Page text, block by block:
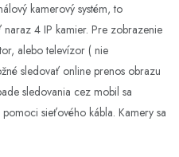
kamerový systém, to
4 IP kamier. Pre zobrazenie
alebo televízor ( nie
sledovať online prenos obrazu
sledovania cez mobil sa
sieťového kábla. Kamery sa